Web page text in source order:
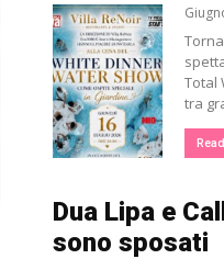
Total
tra
Dua Lipa e
sono sposati